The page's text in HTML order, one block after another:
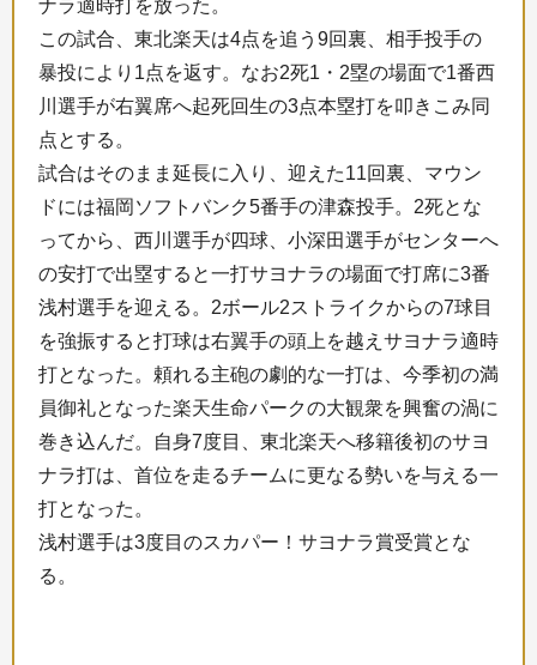
ナラ適時打を放った。
この試合、東北楽天は4点を追う9回裏、相手投手の
暴投により1点を返す。なお2死1・2塁の場面で1番西
川選手が右翼席へ起死回生の3点本塁打を叩きこみ同
点とする。
試合はそのまま延長に入り、迎えた11回裏、マウン
ドには福岡ソフトバンク5番手の津森投手。2死とな
ってから、西川選手が四球、小深田選手がセンターへ
の安打で出塁すると一打サヨナラの場面で打席に3番
浅村選手を迎える。2ボール2ストライクからの7球目
を強振すると打球は右翼手の頭上を越えサヨナラ適時
打となった。頼れる主砲の劇的な一打は、今季初の満
員御礼となった楽天生命パークの大観衆を興奮の渦に
巻き込んだ。自身7度目、東北楽天へ移籍後初のサヨ
ナラ打は、首位を走るチームに更なる勢いを与える一
打となった。
浅村選手は3度目のスカパー！サヨナラ賞受賞とな
る。